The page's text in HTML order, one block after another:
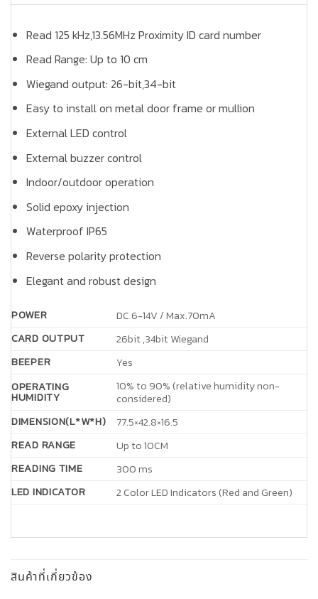
Read 125 kHz,13.56MHz Proximity ID card number
Read Range: Up to 10 cm
Wiegand output: 26-bit,34-bit
Easy to install on metal door frame or mullion
External LED control
External buzzer control
Indoor/outdoor operation
Solid epoxy injection
Waterproof IP65
Reverse polarity protection
Elegant and robust design
POWER
DC 6-14V / Max.70mA
CARD OUTPUT
26bit ,34bit Wiegand
BEEPER
Yes
OPERATING
HUMIDITY
10% to 90% (relative humidity non-
considered)
DIMENSION(L*W*H)
77.5×42.8×16.5
READ RANGE
Up to 10CM
READING TIME
300 ms
LED INDICATOR
2 Color LED Indicators (Red and Green)
สินค้าที่เกี่ยวข้อง